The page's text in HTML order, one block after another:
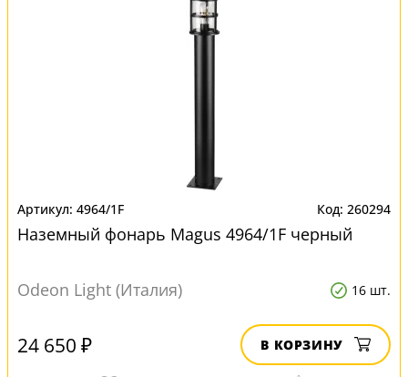
4964/1F 260294
Наземный фонарь Magus 4964/1F черный
Odeon Light (Италия) 16 шт.
24 650 ₽ В КОРЗИНУ